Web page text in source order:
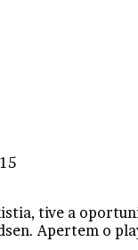
tive a
Apertem o